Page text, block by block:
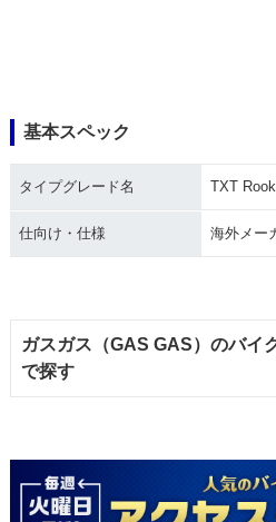
基本スペック
タイプグレード名 TXT
仕向け・仕様 海外メー
ガスガス（GAS GAS）のバイ
で探す